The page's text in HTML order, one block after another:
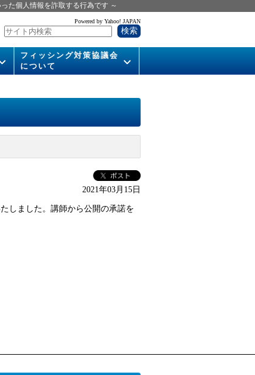
た個人情報を詐取する行為です ～
Powered by Yahoo! JAPAN
フィッシング対策協議会
について
2021年03月15日
しました。講師から公開の承諾を